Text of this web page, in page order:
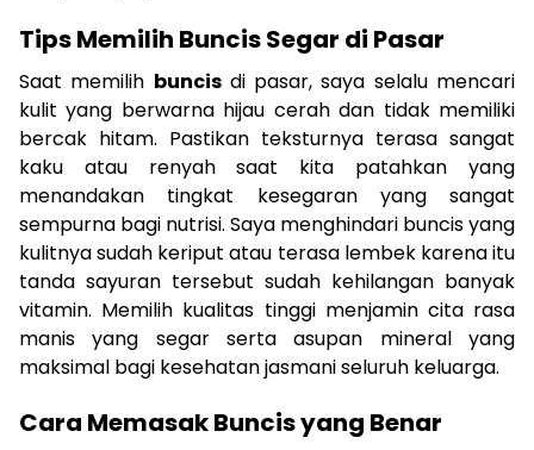
Tips Memilih Buncis Segar di Pasar
Saat memilih buncisdi pasar, saya selalu mencari
kulit yang berwarna hijau cerah dan tidak memiliki
bercak hitam. Pastikan teksturnya terasa sangat
kaku atau renyah saat kita patahkan yang
menandakan tingkat kesegaran yang sangat
sempurna bagi nutrisi. Saya menghindari buncis yang
kulitnya sudah keriput atau terasa lembek karena itu
tanda sayuran tersebut sudah kehilangan banyak
vitamin. Memilih kualitas tinggi menjamin cita rasa
manis yang segar serta asupan mineral yang
maksimal bagi kesehatan jasmani seluruh keluarga.
Cara Memasak Buncis yang Benar